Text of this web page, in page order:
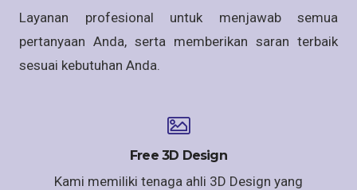
Layanan profesional untuk menjawab semua
pertanyaan Anda, serta memberikan saran terbaik
sesuai kebutuhan Anda.
Free 3D Design
Kami memiliki tenaga ahli 3D Design yang